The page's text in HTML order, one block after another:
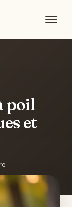
poil
et